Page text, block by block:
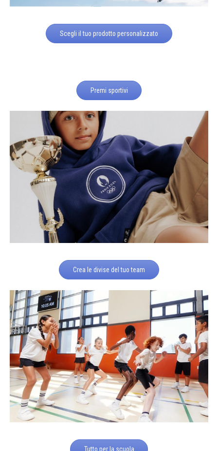
Scegli il tuo prodotto personalizzato
Premi sportivi
Crea le divise del tuo team
Tutto per la scuola